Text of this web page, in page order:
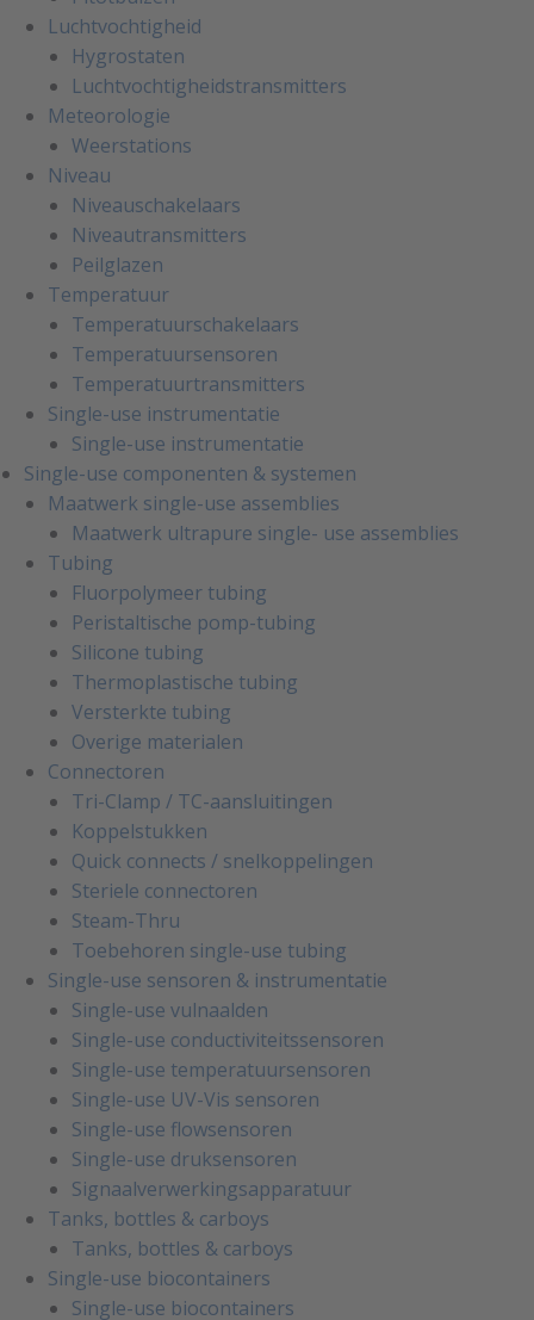
Luchtvochtigheid
Hygrostaten
Luchtvochtigheidstransmitters
Meteorologie
Weerstations
Niveau
Niveauschakelaars
Niveautransmitters
Peilglazen
Temperatuur
Temperatuurschakelaars
Temperatuursensoren
Temperatuurtransmitters
Single-use instrumentatie
Single-use instrumentatie
Single-use componenten & systemen
Maatwerk single-use assemblies
Maatwerk ultrapure single- use assemblies
Tubing
Fluorpolymeer tubing
Peristaltische pomp-tubing
Silicone tubing
Thermoplastische tubing
Versterkte tubing
Overige materialen
Connectoren
Tri-Clamp / TC-aansluitingen
Koppelstukken
Quick connects / snelkoppelingen
Steriele connectoren
Steam-Thru
Toebehoren single-use tubing
Single-use sensoren & instrumentatie
Single-use vulnaalden
Single-use conductiviteitssensoren
Single-use temperatuursensoren
Single-use UV-Vis sensoren
Single-use flowsensoren
Single-use druksensoren
Signaalverwerkingsapparatuur
Tanks, bottles & carboys
Tanks, bottles & carboys
Single-use biocontainers
Single-use biocontainers